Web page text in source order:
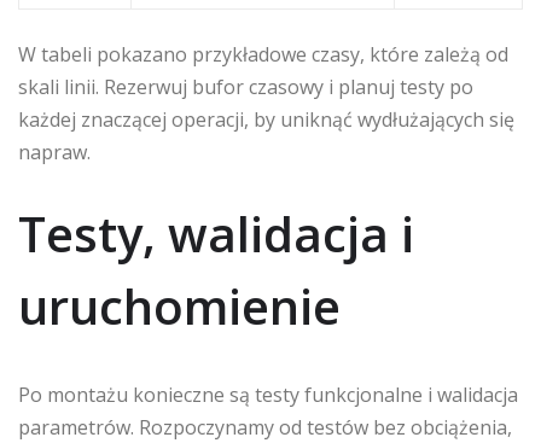
W tabeli pokazano przykładowe czasy, które zależą od
skali linii. Rezerwuj bufor czasowy i planuj testy po
każdej znaczącej operacji, by uniknąć wydłużających się
napraw.
Testy, walidacja i
uruchomienie
Po montażu konieczne są testy funkcjonalne i walidacja
parametrów. Rozpoczynamy od testów bez obciążenia,